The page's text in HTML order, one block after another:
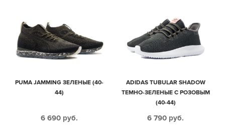
PUMA JAMMING ЗЕЛЕНЫЕ (40-
44)
6 690 руб.
ADIDAS TUBULAR SHADOW
ТЕМНО-ЗЕЛЕНЫЕ С РОЗОВЫМ
(40-44)
6 790 руб.